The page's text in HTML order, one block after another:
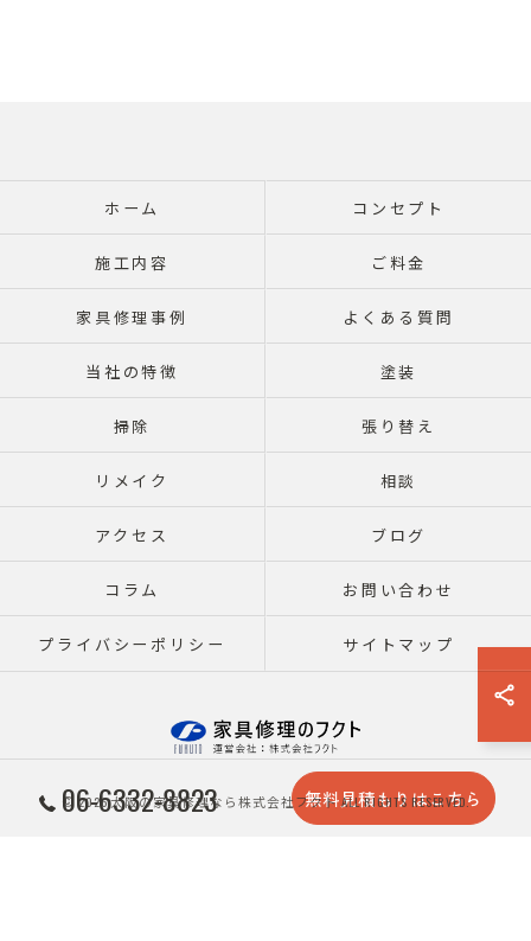
06-6332-8823 無料見積もりはこちら
ホーム コンセプト
施工内容 ご料金
家具修理事例 よくある質問
当社の特徴 塗装
掃除 張り替え
リメイク 相談
アクセス ブログ
コラム お問い合わせ
プライバシーポリシー サイトマップ
© 2026 大阪の家具修理なら株式会社フクト ALL RIGHTS RESERVED.